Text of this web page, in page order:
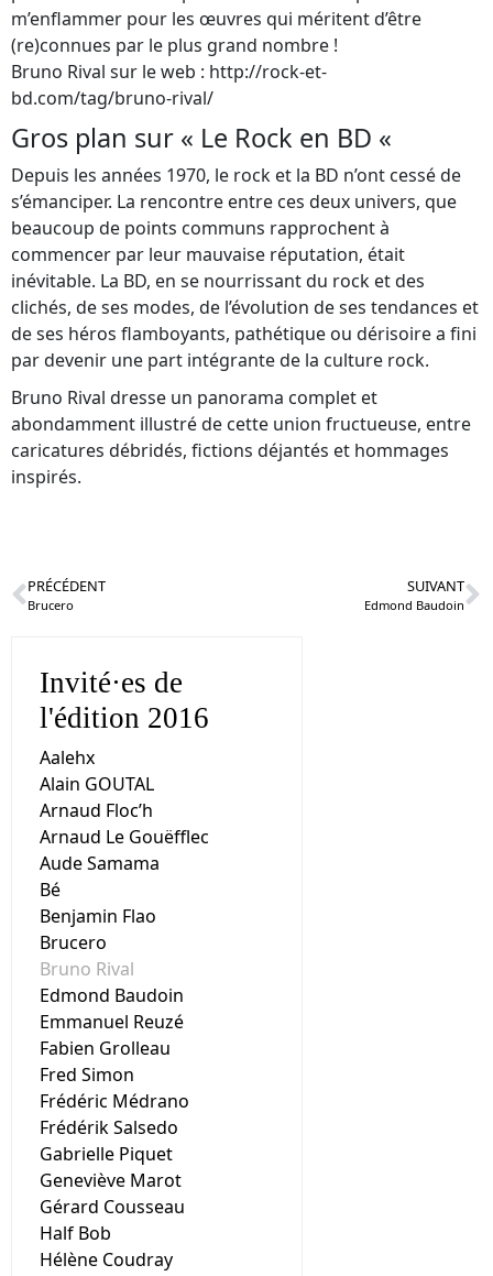
m’enflammer pour les œuvres qui méritent d’être
(re)connues par le plus grand nombre !
Bruno Rival sur le web : http://rock-et-
bd.com/tag/bruno-rival/
Gros plan sur « Le Rock en BD «
Depuis les années 1970, le rock et la BD n’ont cessé de
s’émanciper. La rencontre entre ces deux univers, que
beaucoup de points communs rapprochent à
commencer par leur mauvaise réputation, était
inévitable. La BD, en se nourrissant du rock et des
clichés, de ses modes, de l’évolution de ses tendances et
de ses héros flamboyants, pathétique ou dérisoire a fini
par devenir une part intégrante de la culture rock.
Bruno Rival dresse un panorama complet et
abondamment illustré de cette union fructueuse, entre
caricatures débridés, fictions déjantés et hommages
inspirés.
PRÉCÉDENT
Brucero
SUIVANT
Edmond Baudoin
Invité·es de
l'édition 2016
Aalehx
Alain GOUTAL
Arnaud Floc’h
Arnaud Le Gouëfflec
Aude Samama
Bé
Benjamin Flao
Brucero
Bruno Rival
Edmond Baudoin
Emmanuel Reuzé
Fabien Grolleau
Fred Simon
Frédéric Médrano
Frédérik Salsedo
Gabrielle Piquet
Geneviève Marot
Gérard Cousseau
Half Bob
Hélène Coudray